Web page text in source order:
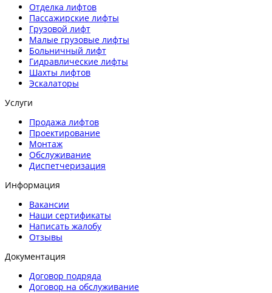
Отделка лифтов
Пассажирские лифты
Грузовой лифт
Малые грузовые лифты
Больничный лифт
Гидравлические лифты
Шахты лифтов
Эскалаторы
Услуги
Продажа лифтов
Проектирование
Монтаж
Обслуживание
Диспетчеризация
Информация
Вакансии
Наши сертификаты
Написать жалобу
Отзывы
Документация
Договор подряда
Договор на обслуживание